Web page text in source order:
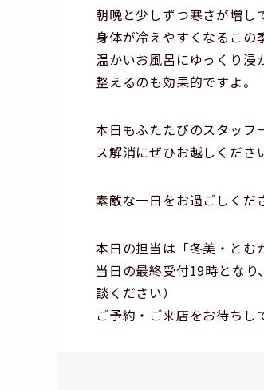
朝晩と少しずつ寒さが増し
身体が冷えやすくなるこの
温かいお風呂にゆっくり浸
整えるのも効果的ですよ。
本日もふたたびのスタッフ
ス解消にぜひお越しくださ
素敵な一日をお過ごしく
本日の担当は「冬美・とむ
当日の最終受付19時とな
談ください）
ご予約・ご来店をお待ちし